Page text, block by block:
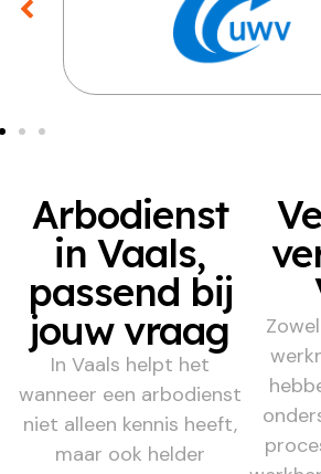
Arbodienst
in Vaals,
passend bij
jouw vraag
In Vaals helpt het
wanneer een arbodienst
niet alleen kennis heeft,
maar ook helder